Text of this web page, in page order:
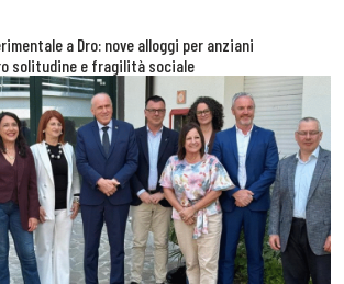
a Dro: nove alloggi per anziani
solitudine e fragilità sociale